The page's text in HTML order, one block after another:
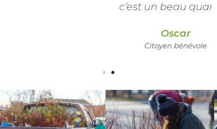
c’est un beau quartier!